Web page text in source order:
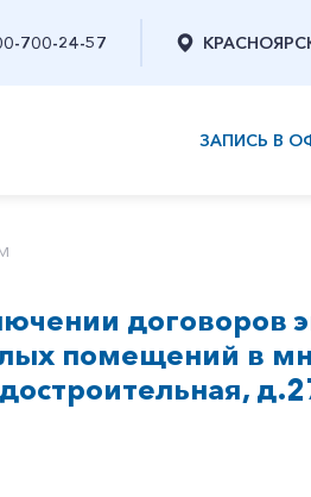
700-24-57
обратный звонок
ЗАПИСЬ В
договоров
помещений в